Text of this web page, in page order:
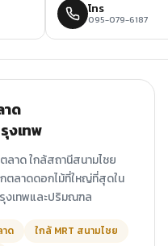
โทร
095-079-6187
ด
งเทพ
าด ใกล้สถานีสนามไชย
ตลาดดอกไม้ที่ใหญ่ที่สุดใน
งเทพและปริมณฑล
ด
ใกล้ MRT สนามไชย